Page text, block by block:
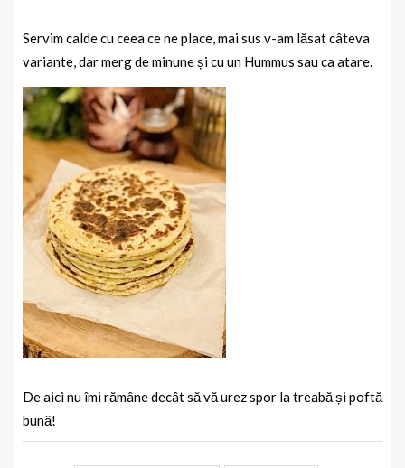
Servim calde cu ceea ce ne place, mai sus v-am lăsat câteva
variante, dar merg de minune și cu un Hummus sau ca atare.
De aici nu îmi rămâne decât să vă urez spor la treabă și poftă
bună!